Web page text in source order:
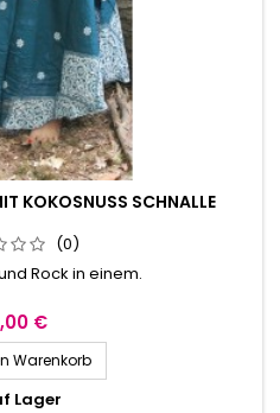
KOKOSNUSS SCHNALLE
(0)
Rock in einem.
€
Warenkorb
Lager